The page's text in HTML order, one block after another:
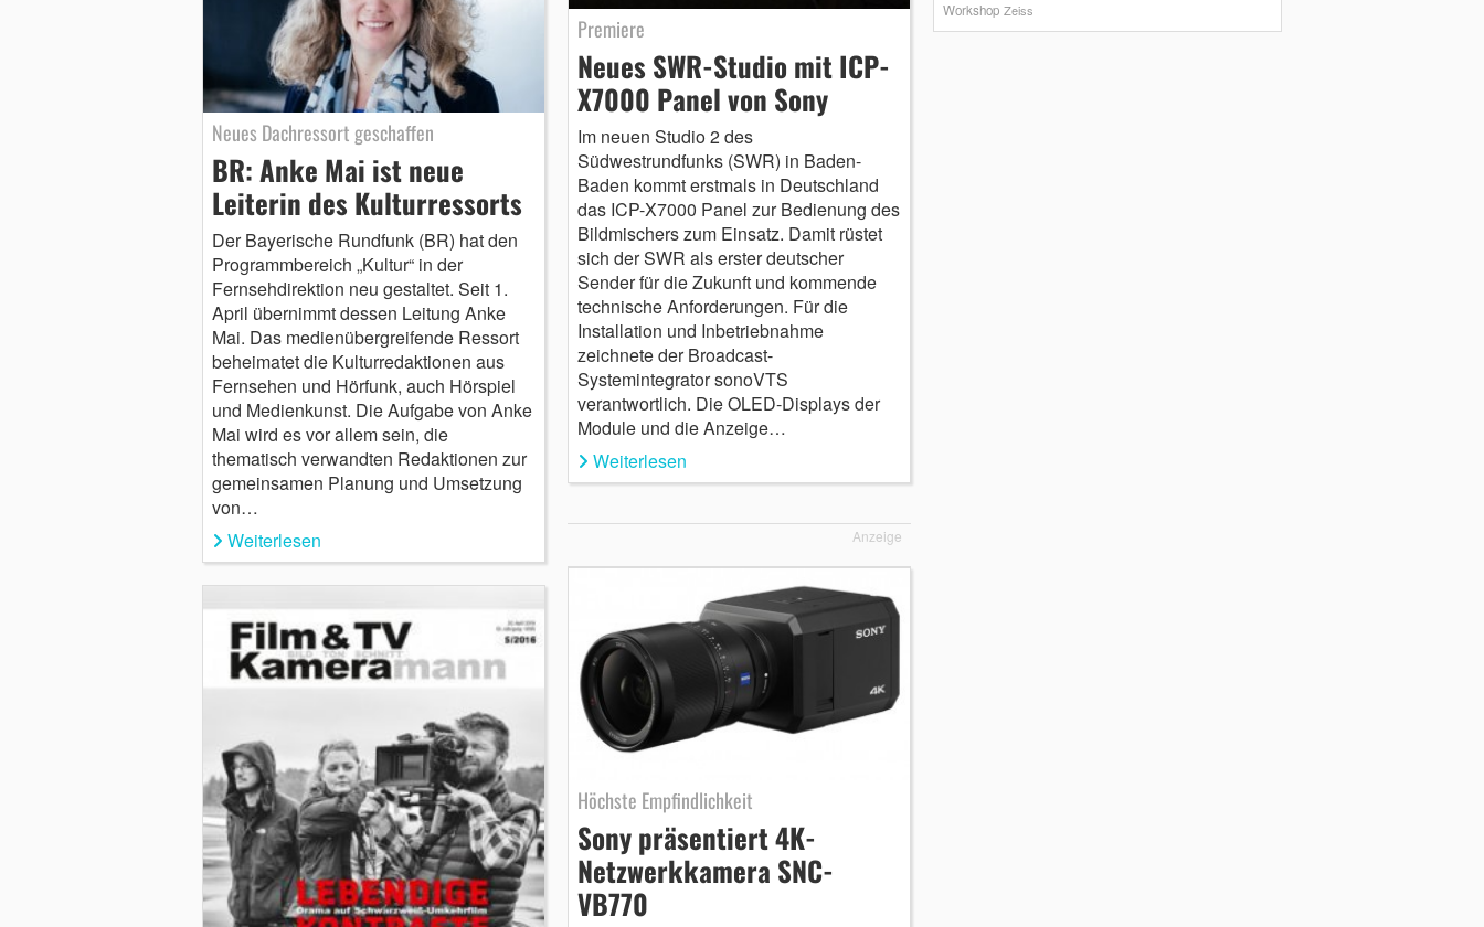
Neues Dachressort geschaffen
BR: Anke Mai ist neue
Leiterin des Kulturressorts
Der Bayerische Rundfunk (BR) hat den
Programmbereich „Kultur“ in der
Fernsehdirektion neu gestaltet. Seit 1.
April übernimmt dessen Leitung Anke
Mai. Das medienübergreifende Ressort
beheimatet die Kulturredaktionen aus
Fernsehen und Hörfunk, auch Hörspiel
und Medienkunst. Die Aufgabe von Anke
Mai wird es vor allem sein, die
thematisch verwandten Redaktionen zur
gemeinsamen Planung und Umsetzung
von…
Weiterlesen
Premiere
Neues SWR-Studio mit ICP-
X7000 Panel von Sony
Im neuen Studio 2 des
Südwestrundfunks (SWR) in Baden-
Baden kommt erstmals in Deutschland
das ICP-X7000 Panel zur Bedienung des
Bildmischers zum Einsatz. Damit rüstet
sich der SWR als erster deutscher
Sender für die Zukunft und kommende
technische Anforderungen. Für die
Installation und Inbetriebnahme
zeichnete der Broadcast-
Systemintegrator sonoVTS
verantwortlich. Die OLED-Displays der
Module und die Anzeige…
Weiterlesen
Anzeige
Höchste Empfindlichkeit
Sony präsentiert 4K-
Netzwerkkamera SNC-
VB770
Workshop Zeiss